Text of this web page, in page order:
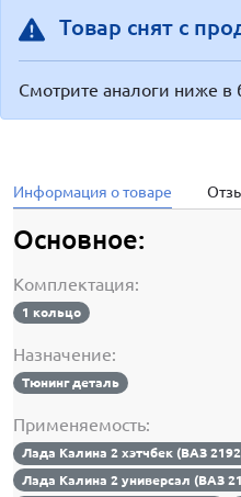
Товар снят с
Смотрите аналоги ниже в
Информация о товаре
Основное:
Комплектация:
1 кольцо
Назначение:
Тюнинг деталь
Применяемость:
Лада Калина 2 хэтчбек (ВАЗ
Лада Калина 2 универсал (ВАЗ